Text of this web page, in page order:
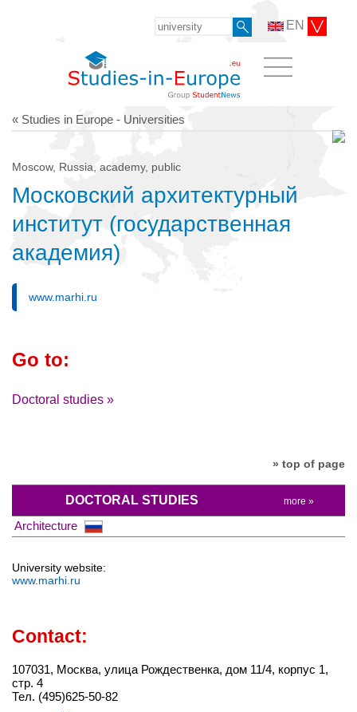
EN
« Studies in Europe - Universities
Moscow, Russia, academy, public
Московский архитектурный
институт (государственная
академия)
www.marhi.ru
Go to:
Doctoral studies »
» top of page
DOCTORAL STUDIES more »
Architecture
University website:
www.marhi.ru
Contact:
107031, Москва, улица Рождественка, дом 11/4, корпус 1,
стр. 4
Тел. (495)625-50-82